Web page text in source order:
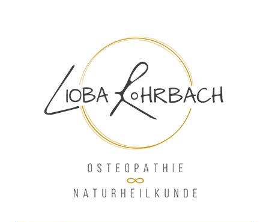
Osteopathie und
Naturheilunde